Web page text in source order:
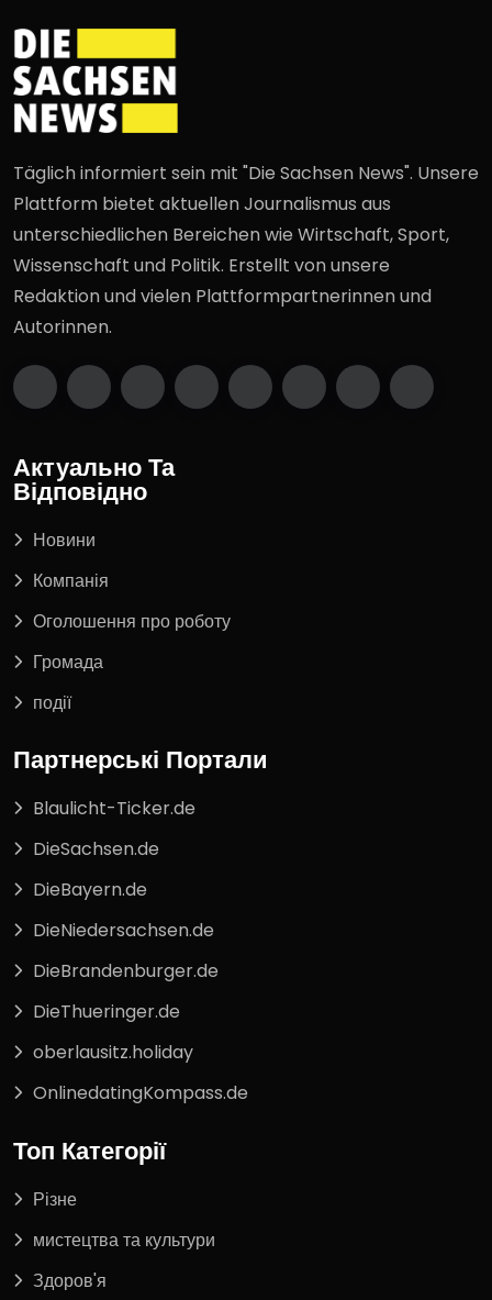
Täglich informiert sein mit "Die Sachsen News". Unsere
Plattform bietet aktuellen Journalismus aus
unterschiedlichen Bereichen wie Wirtschaft, Sport,
Wissenschaft und Politik. Erstellt von unsere
Redaktion und vielen Plattformpartnerinnen und
Autorinnen.
Актуально Та
Відповідно
Новини
Компанія
Оголошення про роботу
Громада
події
Партнерські Портали
Blaulicht-Ticker.de
DieSachsen.de
DieBayern.de
DieNiedersachsen.de
DieBrandenburger.de
DieThueringer.de
oberlausitz.holiday
OnlinedatingKompass.de
Топ Категорії
Різне
мистецтва та культури
Здоров'я